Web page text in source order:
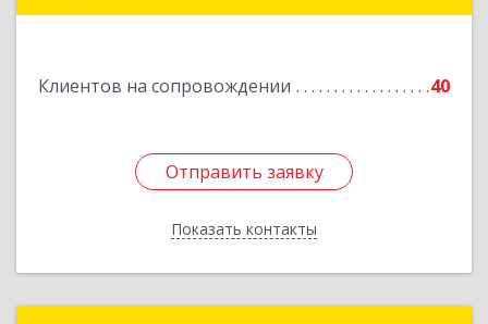
Клиентов на сопровождении 40
Отправить заявку
Показать контакты
Отправить заявку
Назад